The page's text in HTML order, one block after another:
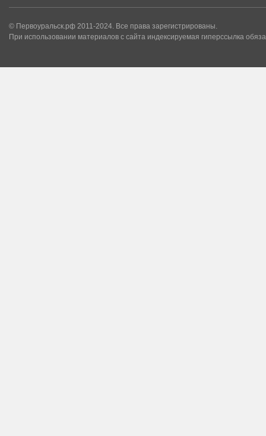
© Первоуральск.рф 2011-2024. Все права зарегистрированы.
При использовании материалов с сайта индексируемая гиперссылка